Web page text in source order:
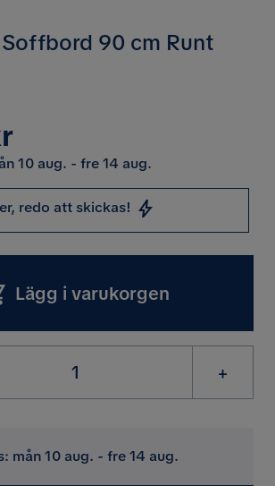
90 cm Runt
10 aug. - fre 14 aug.
redo att skickas!
Lägg i varukorgen
+
mån 10 aug. - fre 14 aug.